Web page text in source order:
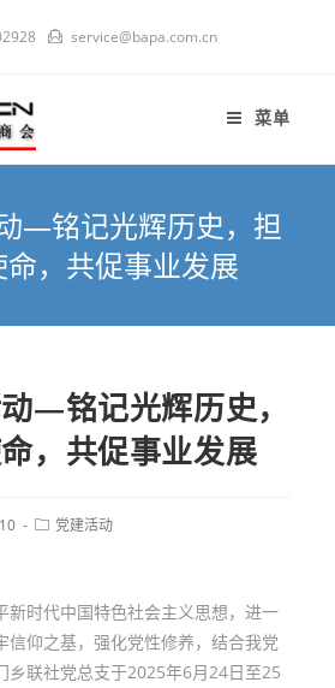
service@bapa.com.cn
菜单
—铭记光辉历史，担
命，共促事业发展
—铭记光辉历史，
，共促事业发展
党建活动
新时代中国特色社会主义思想，进一
信仰之基，强化党性修养，结合我党
乡联社党总支于2025年6月24日至25